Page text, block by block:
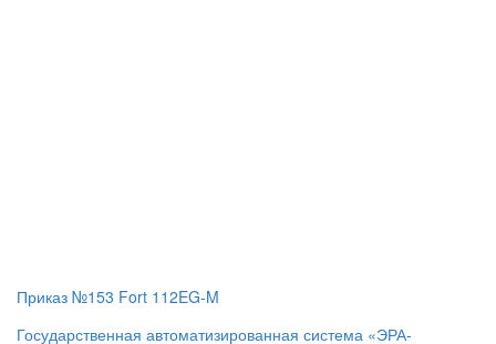
Приказ №153 Fort 112EG-M
Государственная автоматизированная система «ЭРА-